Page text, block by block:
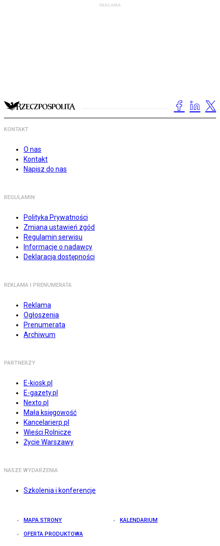
KONTAKT
O nas
Kontakt
Napisz do nas
REGULAMIN
Polityka Prywatności
Zmiana ustawień zgód
Regulamin serwisu
Informacje o nadawcy
Deklaracja dostępności
REKLAMA I PRENUMERATA
Reklama
Ogłoszenia
Prenumerata
Archiwum
PARTNERZY
E-kiosk.pl
E-gazety.pl
Nexto.pl
Mała księgowość
Kancelarierp.pl
Wieści Rolnicze
Życie Warszawy
NASZE WYDARZENIA
Szkolenia i konferencje
MAPA STRONY KALENDARIUM
OFERTA PRODUKTOWA